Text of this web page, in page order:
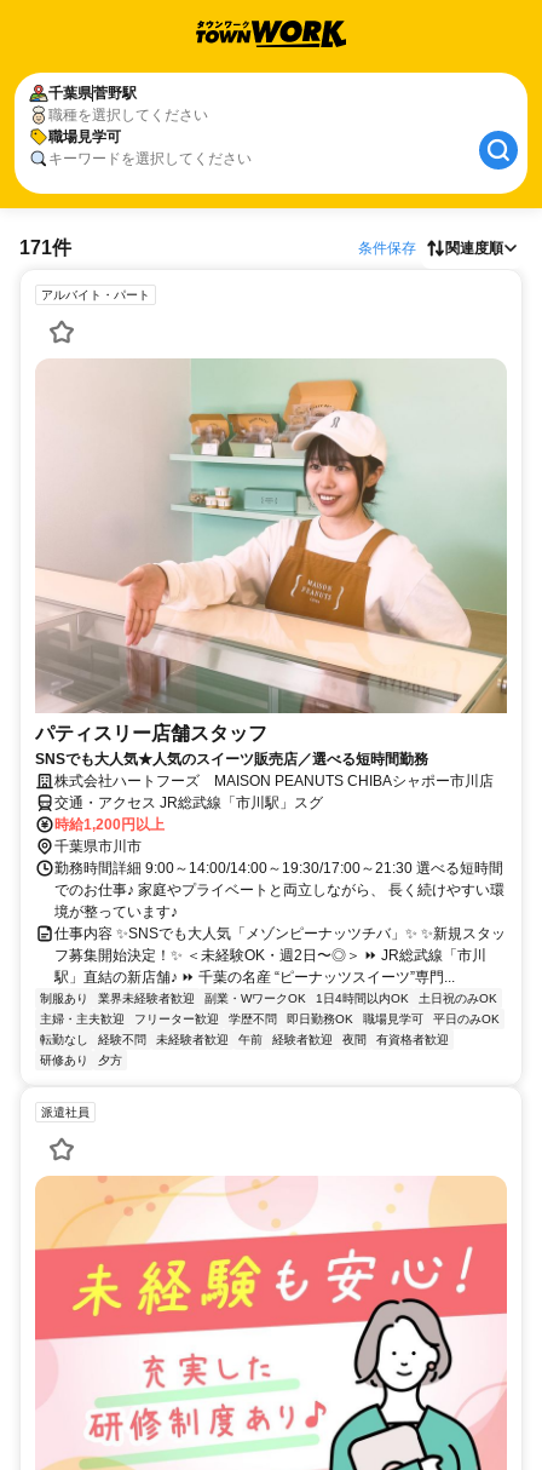
千葉県菅野駅
職種を選択してください
職場見学可
キーワードを選択してください
171件 条件保存 関連度順
アルバイト・パート
パティスリー店舗スタッフ
SNSでも大人気★人気のスイーツ販売店／選べる短時間勤務
株式会社ハートフーズ MAISON PEANUTS CHIBAシャポー市川店
交通・アクセス JR総武線「市川駅」スグ
時給1,200円以上
千葉県市川市
勤務時間詳細 9:00～14:00/14:00～19:30/17:00～21:30 選べる短時間
でのお仕事♪ 家庭やプライベートと両立しながら、 長く続けやすい環
境が整っています♪
仕事内容 ✨SNSでも大人気「メゾンピーナッツチバ」✨ ✨新規スタッ
フ募集開始決定！✨ ＜未経験OK・週2日〜◎＞ ⏩ JR総武線「市川
駅」直結の新店舗♪ ⏩ 千葉の名産 “ピーナッツスイーツ”専門...
制服あり 業界未経験者歓迎 副業・WワークOK 1日4時間以内OK
土日祝のみOK
主婦・主夫歓迎
フリーター歓迎 学歴不問 即日勤務OK 職場見学可
平日のみOK
転勤なし
経験不問 未経験者歓迎 午前 経験者歓迎 夜間
有資格者歓迎
研修あり
夕方
派遣社員